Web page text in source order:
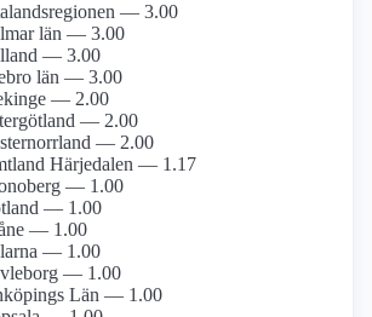
— 3.00
län — 3.00
— 3.00
län — 3.00
— 2.00
— 2.00
— 2.00
Härjedalen — 1.17
— 1.00
— 1.00
— 1.00
— 1.00
— 1.00
Län — 1.00